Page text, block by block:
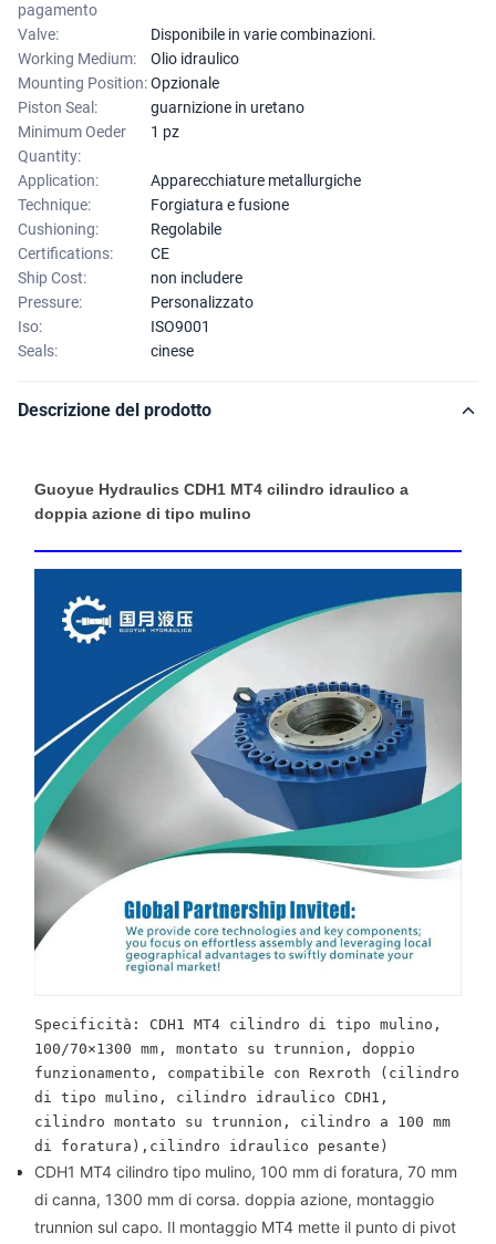
pagamento
Valve:
Disponibile in varie combinazioni.
Working Medium:
Olio idraulico
Mounting Position:Opzionale
Piston Seal:
guarnizione in uretano
Minimum Oeder
Quantity:
1 pz
Application:
Apparecchiature metallurgiche
Technique:
Forgiatura e fusione
Cushioning:
Regolabile
Certifications:
CE
Ship Cost:
non includere
Pressure:
Personalizzato
Iso:
ISO9001
Seals:
cinese
Descrizione del prodotto
Guoyue Hydraulics CDH1 MT4 cilindro idraulico a
doppia azione di tipo mulino
Specificità: CDH1 MT4 cilindro di tipo mulino,
100/70×1300 mm, montato su trunnion, doppio
funzionamento, compatibile con Rexroth (cilindro
di tipo mulino, cilindro idraulico CDH1,
cilindro montato su trunnion, cilindro a 100 mm
di foratura),cilindro idraulico pesante)
CDH1 MT4 cilindro tipo mulino, 100 mm di foratura, 70 mm
di canna, 1300 mm di corsa. doppia azione, montaggio
trunnion sul capo. Il montaggio MT4 mette il punto di pivot